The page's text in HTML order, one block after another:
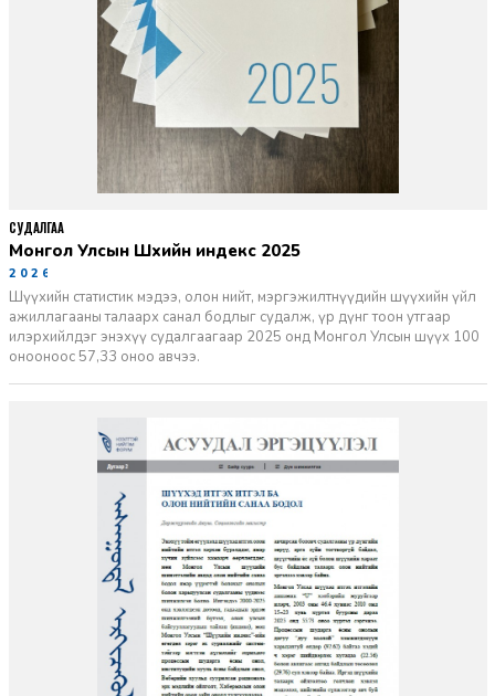
Монгол Улсын Шүүхийн индекс 2025
2026-06-11
Шүүхийн статистик мэдээ, олон нийт, мэргэжилтнүүдийн шүүхийн үйл
ажиллагааны талаарх санал бодлыг судалж, үр дүнг тоон утгаар
илэрхийлдэг энэхүү судалгаагаар 2025 онд Монгол Улсын шүүх 100
онооноос 57,33 оноо авчээ.
СУДАЛГАА